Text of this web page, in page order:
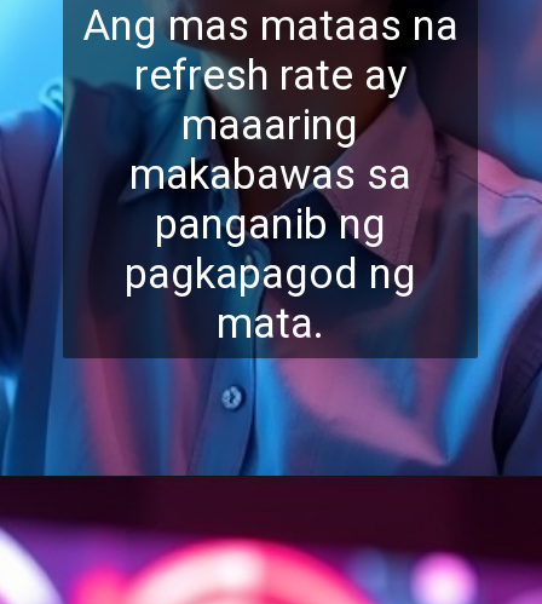
Ang mas mataas na
refresh rate ay
maaaring
makabawas sa
panganib ng
pagkapagod ng
mata.